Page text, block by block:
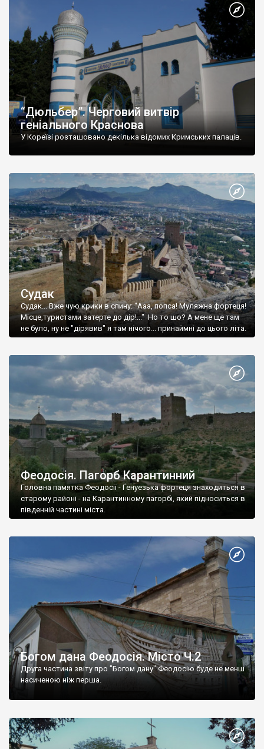
“Дюльбер”. Черговий витвір
геніального Краснова
У Кореїзі розташовано декілька відомих Кримських палаців.
Судак
Судак... Вже чую крики в спину: "Ааа, попса! Муляжна фортеця!
Місце,туристами затерте до дір!..." Но то шо? А мене ще там
не було, ну не "дірявив" я там нічого... принаймні до цього літа.
Феодосія. Пагорб Карантинний
Головна памятка Феодосії - Генуезька фортеця знаходиться в
старому районі - на Карантинному пагорбі, який підноситься в
південній частині міста.
Богом дана Феодосія. Місто Ч.2
Друга частина звіту про "Богом дану" Феодосію буде не менш
насиченою ніж перша.